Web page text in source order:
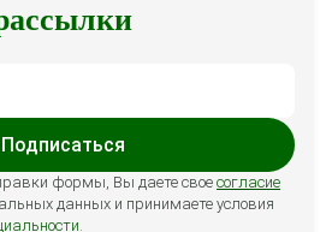
Подписаться
формы, Вы даете свое согласие
данных и принимаете условия
.